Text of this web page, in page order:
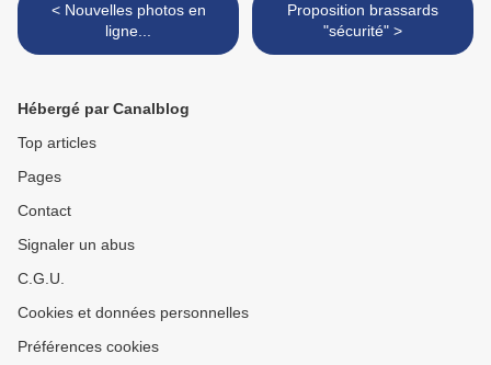
< Nouvelles photos en
ligne...
Proposition brassards
"sécurité" >
Hébergé par Canalblog
Top articles
Pages
Contact
Signaler un abus
C.G.U.
Cookies et données personnelles
Préférences cookies